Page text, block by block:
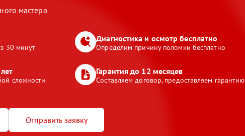
мастера
30 минут
Диагностика и осмотр бесплатно
Определим причину поломки бесплатно
сложности
Гарантия до 12 месяцев
Составляем договор, предоставляем гарантию
Отправить заявку